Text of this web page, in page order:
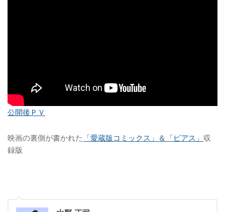
公開後ＰＶ
映画の裏側が書かれた 「愛蔵版コミックス」＆「ピアス」 収
録版